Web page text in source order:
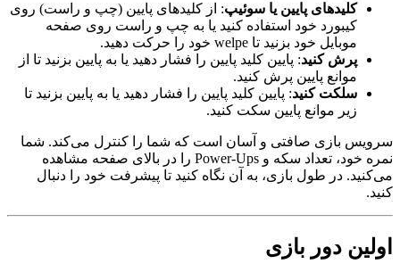
کلیدهای پایین یا سوئیپ: از کلیدهای پایین (چپ و راست) روی
کیبورد خود استفاده کنید یا به چپ و راست روی صفحه
موبایل خود بزنید تا welpe خود را حرکت دهید.
پرش کنید: پایین کلید پایین را فشار دهید یا به پایین بزنید تا از
موانع پایین پرش کنید.
سلکت کنید: پایین کلید پایین را فشار دهید یا به پایین بزنید تا
زیر موانع پایین سکت کنید.
سرویس بازی صافتی و آسان است که شما را کنترل می‌کند. شما
نمره خود، تعداد سکه و Power-Ups را در بالای صفحه مشاهده
می‌کنید. در طول بازی، به آن نگاه کنید تا پیشرفت خود را دنبال
کنید.
اولین دور بازی